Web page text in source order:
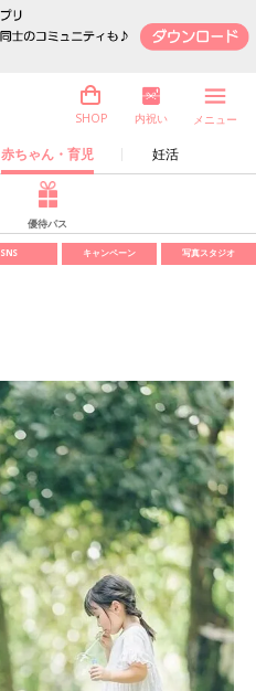
赤ちゃん・育児 妊活
SHOP 内祝い メニュー
優待パス
SNS キャンペーン 写真スタジオ